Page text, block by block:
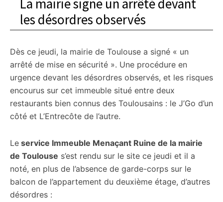
La mairie signe un arrêté devant
les désordres observés
Dès ce jeudi, la mairie de Toulouse a signé « un
arrêté de mise en sécurité ». Une procédure en
urgence devant les désordres observés, et les risques
encourus sur cet immeuble situé entre deux
restaurants bien connus des Toulousains : le J’Go d’un
côté et L’Entrecôte de l’autre.
Le service Immeuble Menaçant Ruine de la mairie
de Toulouse s’est rendu sur le site ce jeudi et il a
noté, en plus de l’absence de garde-corps sur le
balcon de l’appartement du deuxième étage, d’autres
désordres :